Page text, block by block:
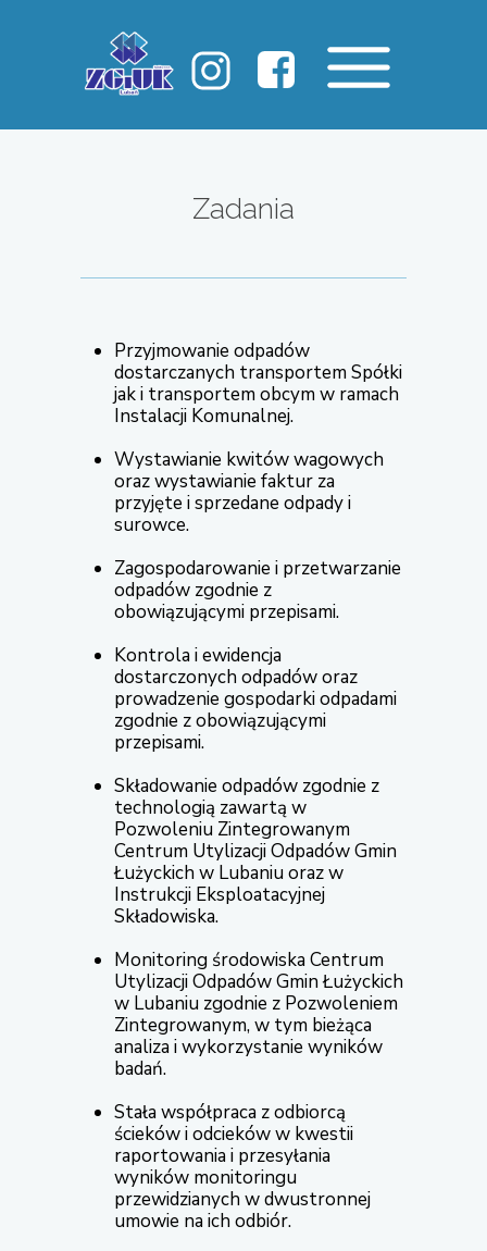
Zadania
Przyjmowanie odpadów
dostarczanych transportem Spółki
jak i transportem obcym w ramach
Instalacji Komunalnej.
Wystawianie kwitów wagowych
oraz wystawianie faktur za
przyjęte i sprzedane odpady i
surowce.
Zagospodarowanie i przetwarzanie
odpadów zgodnie z
obowiązującymi przepisami.
Kontrola i ewidencja
dostarczonych odpadów oraz
prowadzenie gospodarki odpadami
zgodnie z obowiązującymi
przepisami.
Składowanie odpadów zgodnie z
technologią zawartą w
Pozwoleniu Zintegrowanym
Centrum Utylizacji Odpadów Gmin
Łużyckich w Lubaniu oraz w
Instrukcji Eksploatacyjnej
Składowiska.
Monitoring środowiska Centrum
Utylizacji Odpadów Gmin Łużyckich
w Lubaniu zgodnie z Pozwoleniem
Zintegrowanym, w tym bieżąca
analiza i wykorzystanie wyników
badań.
Stała współpraca z odbiorcą
ścieków i odcieków w kwestii
raportowania i przesyłania
wyników monitoringu
przewidzianych w dwustronnej
umowie na ich odbiór.